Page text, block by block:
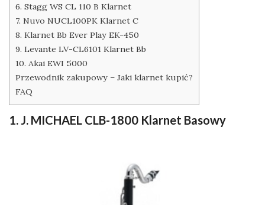
6. Stagg WS CL 110 B Klarnet
7. Nuvo NUCL100PK Klarnet C
8. Klarnet Bb Ever Play EK-450
9. Levante LV-CL6101 Klarnet Bb
10. Akai EWI 5000
Przewodnik zakupowy – Jaki klarnet kupić?
FAQ
1. J. MICHAEL CLB-1800 Klarnet Basowy